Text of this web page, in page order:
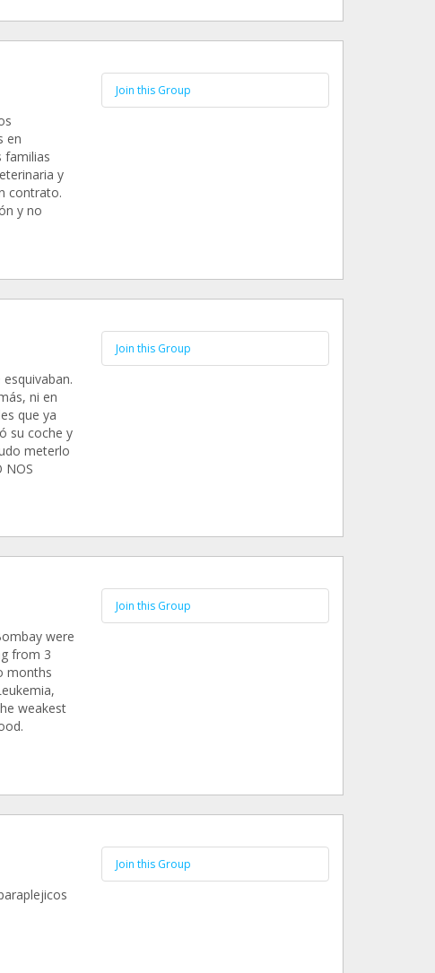
en
familias
y
contrato.
y no
Join this Group
ni en
que ya
su coche y
meterlo
NOS
Join this Group
were
from 3
months
weakest
Join this Group
Join this Group